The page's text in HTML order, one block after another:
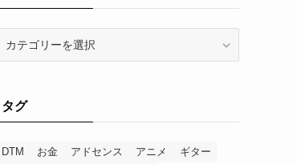
ータグ
DTM お金 アドセンス アニメ
ギター